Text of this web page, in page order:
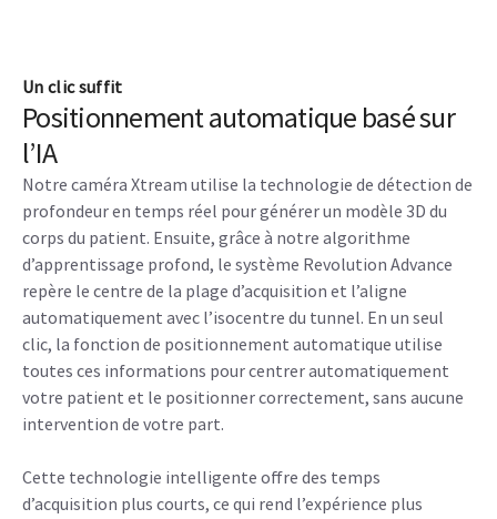
Un clic suffit
Positionnement automatique basé sur
l’IA
Notre caméra Xtream utilise la technologie de détection de
profondeur en temps réel pour générer un modèle 3D du
corps du patient. Ensuite, grâce à notre algorithme
d’apprentissage profond, le système Revolution Advance
repère le centre de la plage d’acquisition et l’aligne
automatiquement avec l’isocentre du tunnel. En un seul
clic, la fonction de positionnement automatique utilise
toutes ces informations pour centrer automatiquement
votre patient et le positionner correctement, sans aucune
intervention de votre part.
Cette technologie intelligente offre des temps
d’acquisition plus courts, ce qui rend l’expérience plus